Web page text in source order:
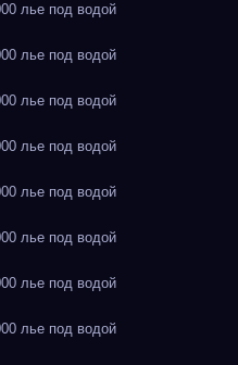
лье под водой
лье под водой
лье под водой
лье под водой
лье под водой
лье под водой
лье под водой
лье под водой